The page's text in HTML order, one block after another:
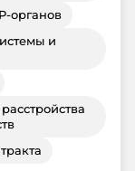
органов
и